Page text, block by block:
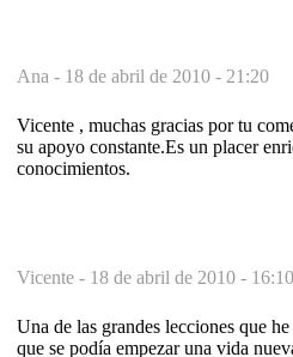
Ana - 18 de abril de 2010 - 21:20
Vicente , muchas gracias por tu
su apoyo constante.Es un placer
conocimientos.
Vicente - 18 de abril de 2010 - 16:10
Una de las grandes lecciones que
que se podía empezar una vida